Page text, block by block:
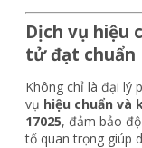
Dịch vụ hiệu
tử đạt chuẩn
Không chỉ là đại lý
vụ hiệu chuẩn và
17025, đảm bảo
tố quan trọng giúp